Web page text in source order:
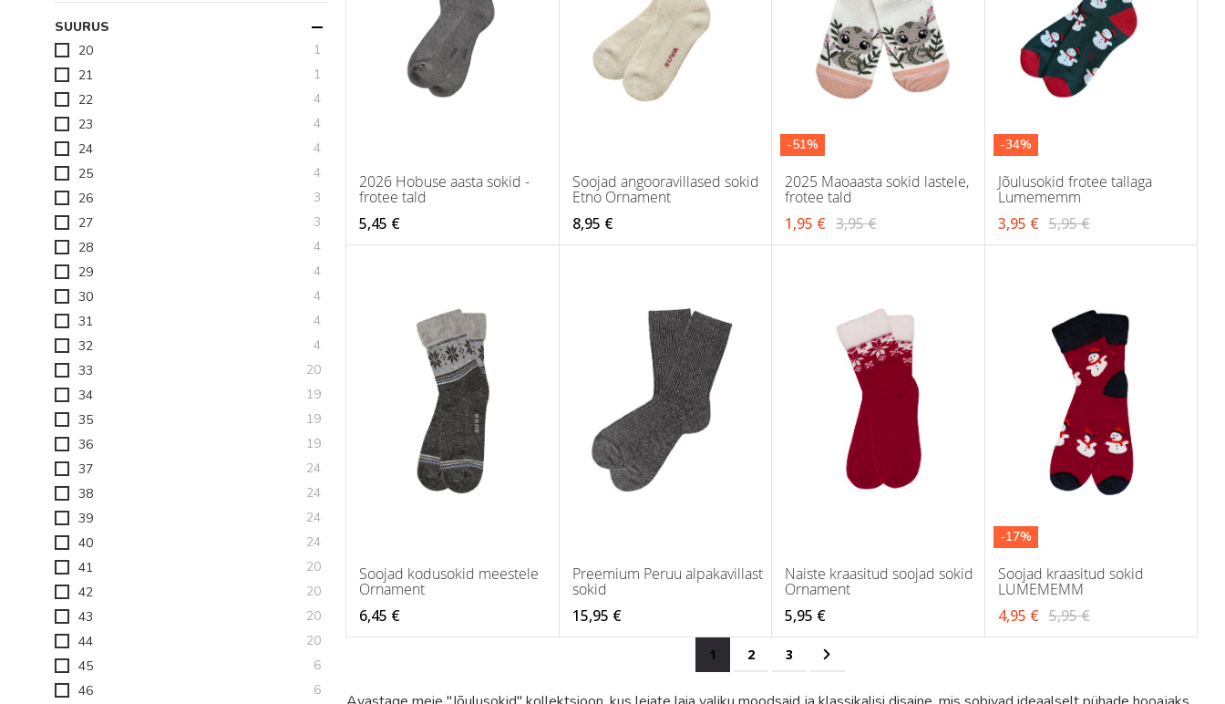
2026 Hobuse aasta sokid -
frotee tald
5,45 €
Soojad angooravillased sokid
Etno Ornament
8,95 €
-51%
2025 Maoaasta sokid lastele,
frotee tald
1,95 € 3,95 €
-34%
Jõulusokid frotee tallaga
Lumememm
3,95 € 5,95 €
Soojad kodusokid meestele
Ornament
6,45 €
Preemium Peruu alpakavillast
sokid
15,95 €
Naiste kraasitud soojad sokid
Ornament
5,95 €
-17%
Soojad kraasitud sokid
LUMEMEMM
4,95 € 5,95 €
You're currently reading page
1 Page
2 Page
3 Page
Järgmine
SUURUS
20
1
21
1
22
4toodet
23
4toodet
24
4toodet
25
4toodet
26
3
27
3
28
4toodet
29
4toodet
30
4toodet
31
4toodet
32
4toodet
33
20toodet
34
19toodet
35
19toodet
36
19toodet
37
24toodet
38
24toodet
39
24toodet
40
24toodet
41
20toodet
42
20toodet
43
20toodet
44
20toodet
45
6toodet
46
6toodet